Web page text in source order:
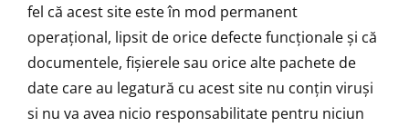
fel că acest site este în mod permanent
operațional, lipsit de orice defecte funcționale și că
documentele, fișierele sau orice alte pachete de
date care au legatură cu acest site nu conțin viruși
si nu va avea nicio responsabilitate pentru niciun